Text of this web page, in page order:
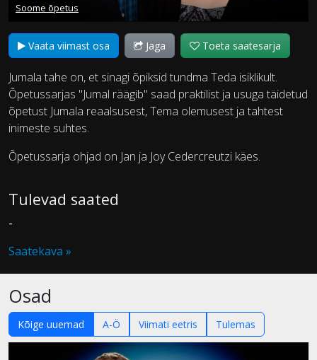
Soome õpetus
Vaata viimast osa Jaga Toeta saatesarja
Jumala tahe on, et sinagi õpiksid tundma Teda isiklikult.
Õpetussarjas "Jumal räägib" saad praktilist ja usuga täidetud
õpetust Jumala reaalsusest, Tema olemusest ja tahtest
inimeste suhtes.
Õpetussarja ohjad on Jan ja Joy Cedercreutzi käes.
Tulevad saated
-
Saatekava »
Osad
Kõige uuemad A-Ö Viimati eetris Tulemas